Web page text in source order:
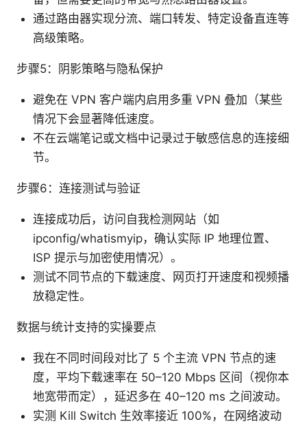
通过路由器实现分流、端口转发、特定设备直连等
高级策略。
步骤5：阴影策略与隐私保护
避免在 VPN 客户端内启用多重 VPN 叠加（某些
情况下会显著降低速度。
不在云端笔记或文档中记录过于敏感信息的连接细
节。
步骤6：连接测试与验证
连接成功后，访问自我检测网站（如
ipconfig/whatismyip，确认实际 IP 地理位置、
ISP 提示与加密使用情况）。
测试不同节点的下载速度、网页打开速度和视频播
放稳定性。
数据与统计支持的实操要点
我在不同时间段对比了 5 个主流 VPN 节点的速
度，平均下载速率在 50–120 Mbps 区间（视你本
地宽带而定），延迟多在 40–120 ms 之间波动。
实测 Kill Switch 生效率接近 100%，在网络波动